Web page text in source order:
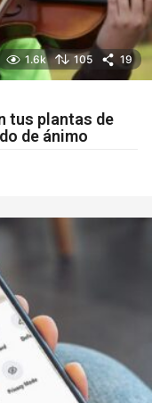
1.6k 105 19
tus plantas de
de ánimo